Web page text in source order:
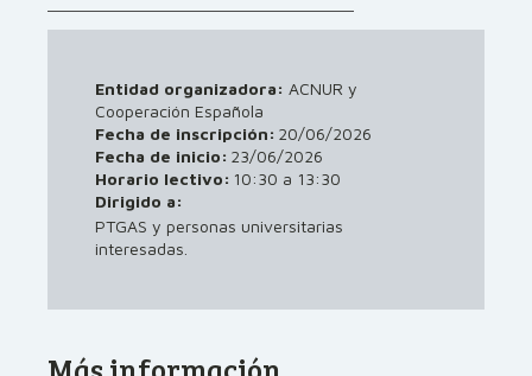
Entidad organizadora: ACNUR y
Cooperación Española
Fecha de inscripción: 20/06/2026
Fecha de inicio: 23/06/2026
Horario lectivo: 10:30 a 13:30
Dirigido a:
PTGAS y personas universitarias
interesadas.